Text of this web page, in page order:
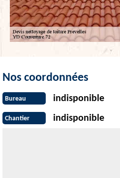
Nos coordonnées
Bureau indisponible
Chantier indisponible